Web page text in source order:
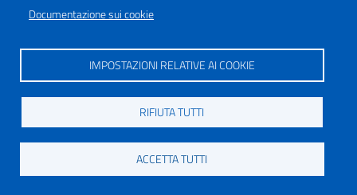
Documentazione sui cookie
IMPOSTAZIONI RELATIVE AI COOKIE
RIFIUTA TUTTI
ACCETTA TUTTI